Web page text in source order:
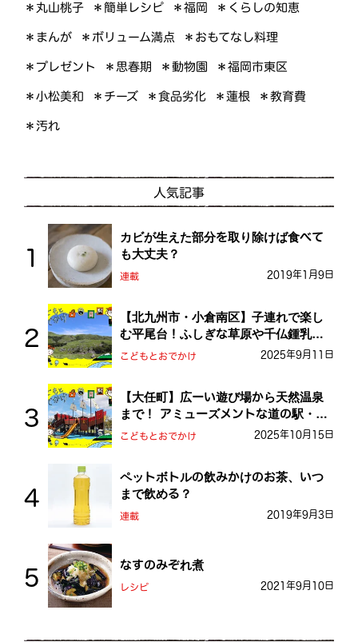
＊丸山桃子 ＊簡単レシピ ＊福岡 ＊くらしの知恵
＊まんが ＊ボリューム満点 ＊おもてなし料理
＊プレゼント ＊思春期 ＊動物園 ＊福岡市東区
＊小松美和 ＊チーズ ＊食品劣化 ＊蓮根 ＊教育費
＊汚れ
人気記事
カビが生えた部分を取り除けば食べて
も大丈夫？
連載 2019年1月9日
【北九州市・小倉南区】子連れで楽し
む平尾台！ふしぎな草原や千仏鍾乳洞
を探検しよう！
こどもとおでかけ 2025年9月11日
【大任町】広ーい遊び場から天然温泉
まで！ アミューズメントな道の駅・お
おとう桜街道
こどもとおでかけ 2025年10月15日
ペットボトルの飲みかけのお茶、いつ
まで飲める？
連載 2019年9月3日
なすのみぞれ煮
レシピ 2021年9月10日